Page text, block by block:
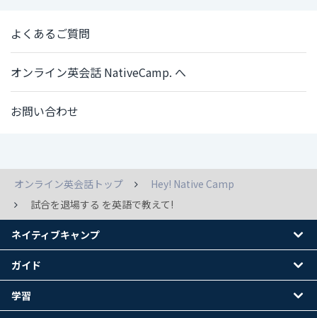
よくあるご質問
オンライン英会話 NativeCamp. へ
お問い合わせ
オンライン英会話トップ
Hey! Native Camp
試合を退場する を英語で教えて!
ネイティブキャンプ
ガイド
学習